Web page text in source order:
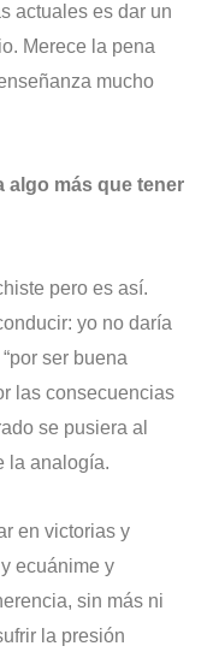
actuales es dar un
Merece la pena
mucho
algo más que tener
pero es así.
yo no daría
ser buena
las consecuencias
se pusiera al
la analogía.
en victorias y
ecuánime y
sin más ni
la presión